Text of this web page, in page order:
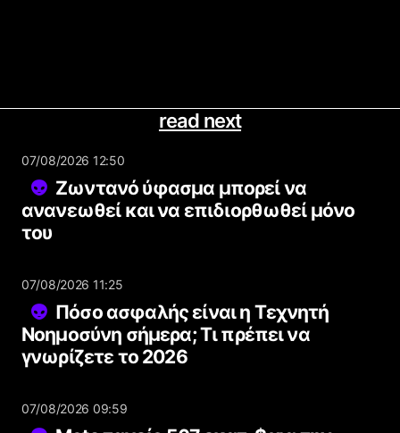
read next
07/08/2026 12:50
Ζωντανό ύφασμα μπορεί να
ανανεωθεί και να επιδιορθωθεί μόνο
του
07/08/2026 11:25
Πόσο ασφαλής είναι η Τεχνητή
Νοημοσύνη σήμερα; Τι πρέπει να
γνωρίζετε το 2026
07/08/2026 09:59